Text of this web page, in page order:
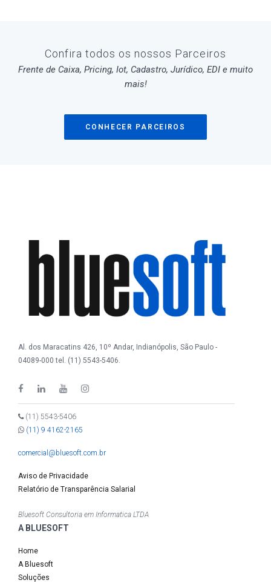
Confira todos os nossos Parceiros
Frente de Caixa, Pricing, Iot, Cadastro, Jurídico, EDI e muito
mais!
CONHECER PARCEIROS
Al. dos Maracatins 426, 10º Andar, Indianópolis, São Paulo -
04089-000 tel. (11) 5543-5406.
(11) 5543-5406
(11) 9 4162-2165
comercial@bluesoft.com.br
Aviso de Privacidade
Relatório de Transparência Salarial
Bluesoft Consultoria em Informatica LTDA
A BLUESOFT
Home
A Bluesoft
Soluções